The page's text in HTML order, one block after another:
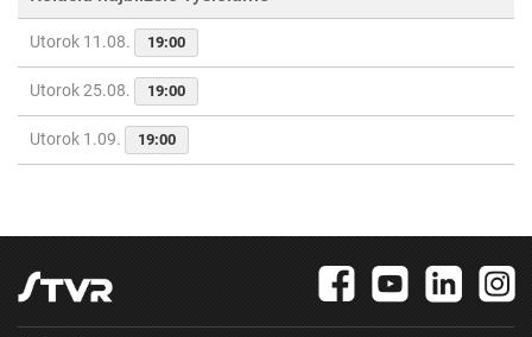
Utorok 11.08. 19:00
Utorok 25.08. 19:00
Utorok 1.09. 19:00